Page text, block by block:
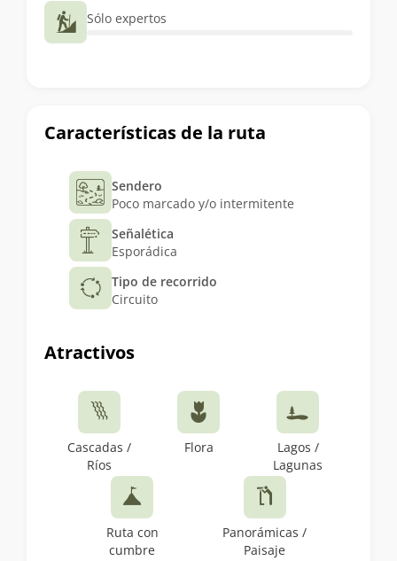
Características de la ruta
Sendero
Poco marcado y/o intermitente
Señalética
Esporádica
Tipo de recorrido
Circuito
Atractivos
Cascadas /
Ríos
Flora
Lagos /
Lagunas
Ruta con
cumbre
Panorámicas /
Paisaje
Sólo expertos